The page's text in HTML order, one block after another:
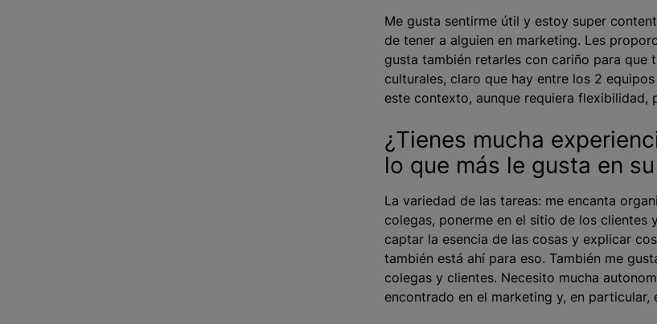
Me gusta sentirme útil y estoy super
de tener a alguien en marketing. Les
gusta también retarles con cariño para que
culturales, claro que hay entre los 2
este contexto, aunque requiera flexibilidad,
¿Tienes mucha
lo que más le gusta en
La variedad de las tareas: me encanta
colegas, ponerme en el sitio de los
captar la esencia de las cosas y explicar
también está ahí para eso. También me
colegas y clientes. Necesito mucha
encontrado en el marketing y, en particular,